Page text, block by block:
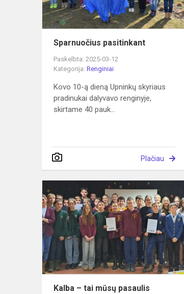
Sparnuočius pasitinkant
Paskelbta: 2025-03-12
Kategorija: Renginiai
Kovo 10-ą dieną Upninkų skyriaus
pradinukai dalyvavo renginyje,
skirtame 40 pauk...
Plačiau
Kalba – tai mūsų pasaulis